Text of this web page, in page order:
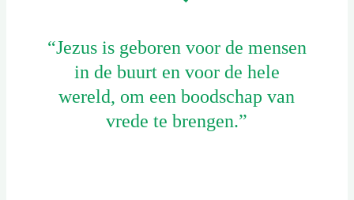
“Jezus is geboren voor de mensen
in de buurt en voor de hele
wereld, om een boodschap van
vrede te brengen.”